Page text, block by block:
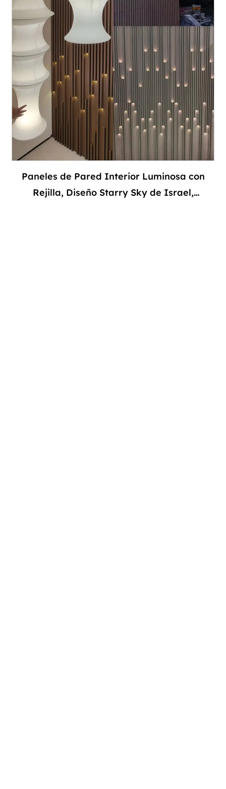
Paneles de Pared Interior Luminosa con
Rejilla, Diseño Starry Sky de Israel,